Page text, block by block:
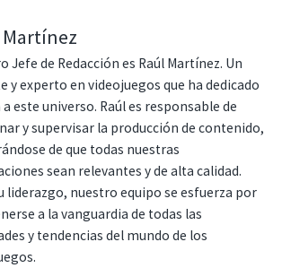
Martínez
Jefe de Redacción es Raúl Martínez. Un
y experto en videojuegos que ha dedicado
a este universo. Raúl es responsable de
y supervisar la producción de contenido,
de que todas nuestras
sean relevantes y de alta calidad.
liderazgo, nuestro equipo se esfuerza por
a la vanguardia de todas las
y tendencias del mundo de los